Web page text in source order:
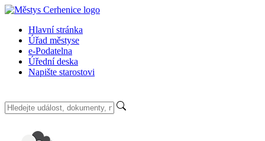
Hlavní stránka
Úřad městyse
e-Podatelna
Úřední deska
Napište starostovi